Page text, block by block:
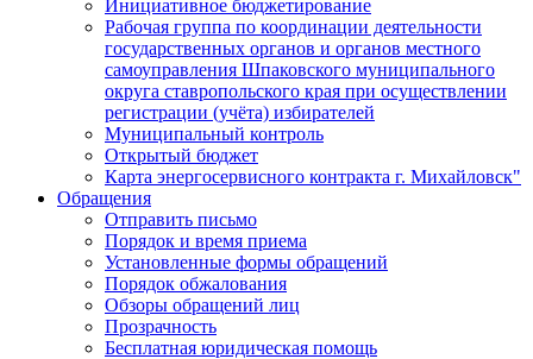
Инициативное бюджетирование
Рабочая группа по координации деятельности
государственных органов и органов местного
самоуправления Шпаковского муниципального
округа ставропольского края при осуществлении
регистрации (учёта) избирателей
Муниципальный контроль
Открытый бюджет
Карта энергосервисного контракта г. Михайловск"
Обращения
Отправить письмо
Порядок и время приема
Установленные формы обращений
Порядок обжалования
Обзоры обращений лиц
Прозрачность
Бесплатная юридическая помощь